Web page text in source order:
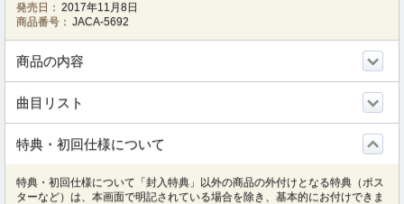
発売日： 2017年11月8日
商品番号： JACA-5692
商品の内容
曲目リスト
特典・初回仕様について
特典・初回仕様について「封入特典」以外の商品の外付けとなる特典（ポス
ターなど）は、本画面で明記されている場合を除き、基本的にお付けできま